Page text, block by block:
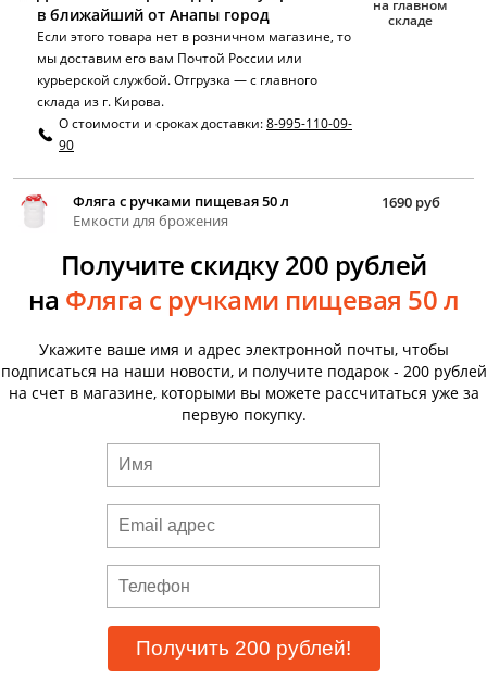
в ближайший от Анапы город
Если этого товара нет в розничном магазине, то
мы доставим его вам Почтой России или
курьерской службой. Отгрузка — с главного
склада из г. Кирова.
О стоимости и сроках доставки:8-995-110-09-
90
на главном
складе
Фляга с ручками пищевая 50 л
Емкости для брожения
1690 руб
Получите скидку 200 рублей
на Фляга с ручками пищевая 50 л
Укажите ваше имя и адрес электронной почты, чтобы
подписаться на наши новости, и получите подарок - 200 рублей
на счет в магазине, которыми вы можете рассчитаться уже за
первую покупку.